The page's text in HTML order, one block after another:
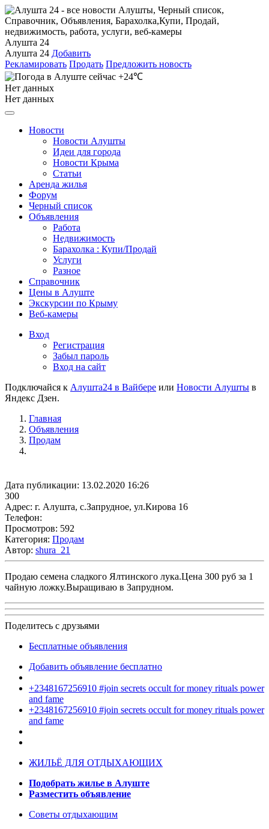
Алушта 24
Алушта 24 Добавить
Рекламировать Продать Предложить новость
+24℃
Нет данных
Нет данных
Новости
Новости Алушты
Идеи для города
Новости Крыма
Статьи
Аренда жилья
Форум
Черный список
Объявления
Работа
Недвижимость
Барахолка : Купи/Продай
Услуги
Разное
Справочник
Цены в Алуште
Экскурсии по Крыму
Веб-камеры
Вход
Регистрация
Забыл пароль
Вход на сайт
Подключайся к Алушта24 в Вайбере или Новости Алушты в
Яндекс Дзен.
Главная
Объявления
Продам
Дата публикации: 13.02.2020 16:26
300
Адрес: г. Алушта, c.Запрудное, ул.Кирова 16
Телефон:
Просмотров: 592
Категория: Продам
Автор: shura_21
Продаю семена сладкого Ялтинского лука.Цена 300 руб за 1
чайную ложку.Выращиваю в Запрудном.
Поделитесь с друзьями
Бесплатные объявления
Добавить объявление бесплатно
+2348167256910 #join secrets occult for money rituals power
and fame
+2348167256910 #join secrets occult for money rituals power
and fame
ЖИЛЬЁ ДЛЯ ОТДЫХАЮЩИХ
Подобрать жилье в Алуште
Разместить объявление
Советы отдыхающим